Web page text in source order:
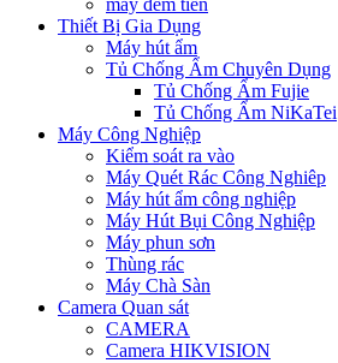
máy đếm tiền
Thiết Bị Gia Dụng
Máy hút ẩm
Tủ Chống Ẩm Chuyên Dụng
Tủ Chống Ẩm Fujie
Tủ Chống Ẩm NiKaTei
Máy Công Nghiệp
Kiểm soát ra vào
Máy Quét Rác Công Nghiêp
Máy hút ẩm công nghiệp
Máy Hút Bụi Công Nghiệp
Máy phun sơn
Thùng rác
Máy Chà Sàn
Camera Quan sát
CAMERA
Camera HIKVISION